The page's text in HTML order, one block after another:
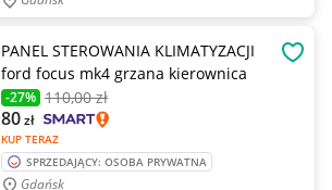
PANEL STEROWANIA KLIMATYZACJI
ford focus mk4 grzana kierownica
-27% 110,00 zł
KUP TERAZ
80zł
SPRZEDAJĄCY: OSOBA PRYWATNA
Gdańsk